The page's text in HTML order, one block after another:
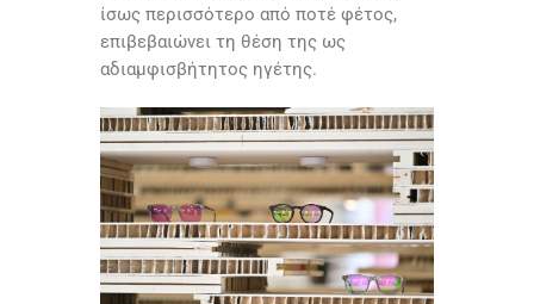
ίσως περισσότερο από ποτέ φέτος,
επιβεβαιώνει τη θέση της ως
αδιαμφισβήτητος ηγέτης.